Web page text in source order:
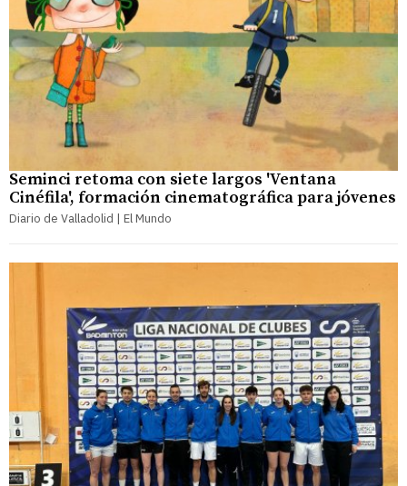
Seminci retoma con siete largos 'Ventana
Cinéfila', formación cinematográfica para jóvenes
Diario de Valladolid | El Mundo